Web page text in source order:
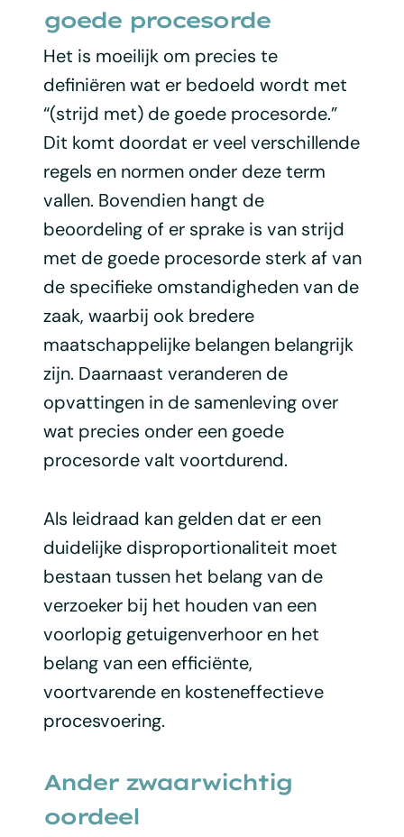
goede procesorde
Het is moeilijk om precies te
definiëren wat er bedoeld wordt met
“(strijd met) de goede procesorde.”
Dit komt doordat er veel verschillende
regels en normen onder deze term
vallen. Bovendien hangt de
beoordeling of er sprake is van strijd
met de goede procesorde sterk af van
de specifieke omstandigheden van de
zaak, waarbij ook bredere
maatschappelijke belangen belangrijk
zijn. Daarnaast veranderen de
opvattingen in de samenleving over
wat precies onder een goede
procesorde valt voortdurend.
Als leidraad kan gelden dat er een
duidelijke disproportionaliteit moet
bestaan tussen het belang van de
verzoeker bij het houden van een
voorlopig getuigenverhoor en het
belang van een efficiënte,
voortvarende en kosteneffectieve
procesvoering.
Ander zwaarwichtig
oordeel